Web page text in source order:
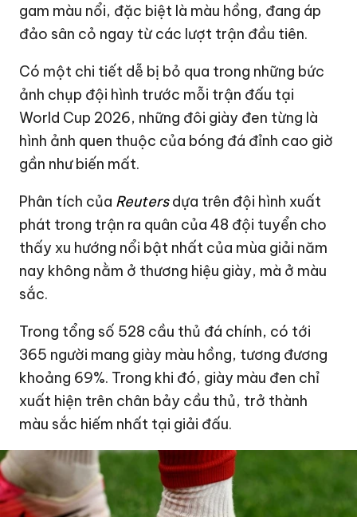
gam màu nổi, đặc biệt là màu hồng, đang áp
đảo sân cỏ ngay từ các lượt trận đầu tiên.
Có một chi tiết dễ bị bỏ qua trong những bức
ảnh chụp đội hình trước mỗi trận đấu tại
World Cup 2026, những đôi giày đen từng là
hình ảnh quen thuộc của bóng đá đỉnh cao giờ
gần như biến mất.
Phân tích của Reutersdựa trên đội hình xuất
phát trong trận ra quân của 48 đội tuyển cho
thấy xu hướng nổi bật nhất của mùa giải năm
nay không nằm ở thương hiệu giày, mà ở màu
sắc.
Trong tổng số 528 cầu thủ đá chính, có tới
365 người mang giày màu hồng, tương đương
khoảng 69%. Trong khi đó, giày màu đen chỉ
xuất hiện trên chân bảy cầu thủ, trở thành
màu sắc hiếm nhất tại giải đấu.